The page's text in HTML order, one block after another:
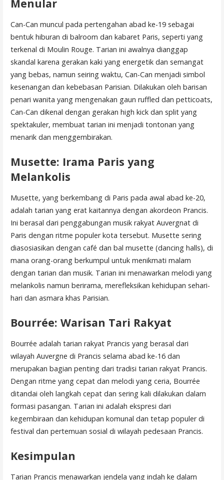
Menular
Can-Can muncul pada pertengahan abad ke-19 sebagai
bentuk hiburan di balroom dan kabaret Paris, seperti yang
terkenal di Moulin Rouge. Tarian ini awalnya dianggap
skandal karena gerakan kaki yang energetik dan semangat
yang bebas, namun seiring waktu, Can-Can menjadi simbol
kesenangan dan kebebasan Parisian. Dilakukan oleh barisan
penari wanita yang mengenakan gaun ruffled dan petticoats,
Can-Can dikenal dengan gerakan high kick dan split yang
spektakuler, membuat tarian ini menjadi tontonan yang
menarik dan menggembirakan.
Musette: Irama Paris yang
Melankolis
Musette, yang berkembang di Paris pada awal abad ke-20,
adalah tarian yang erat kaitannya dengan akordeon Prancis.
Ini berasal dari penggabungan musik rakyat Auvergnat di
Paris dengan ritme populer kota tersebut. Musette sering
diasosiasikan dengan café dan bal musette (dancing halls), di
mana orang-orang berkumpul untuk menikmati malam
dengan tarian dan musik. Tarian ini menawarkan melodi yang
melankolis namun berirama, merefleksikan kehidupan sehari-
hari dan asmara khas Parisian.
Bourrée: Warisan Tari Rakyat
Bourrée adalah tarian rakyat Prancis yang berasal dari
wilayah Auvergne di Prancis selama abad ke-16 dan
merupakan bagian penting dari tradisi tarian rakyat Prancis.
Dengan ritme yang cepat dan melodi yang ceria, Bourrée
ditandai oleh langkah cepat dan sering kali dilakukan dalam
formasi pasangan. Tarian ini adalah ekspresi dari
kegembiraan dan kehidupan komunal dan tetap populer di
festival dan pertemuan sosial di wilayah pedesaan Prancis.
Kesimpulan
Tarian Prancis menawarkan jendela yang indah ke dalam